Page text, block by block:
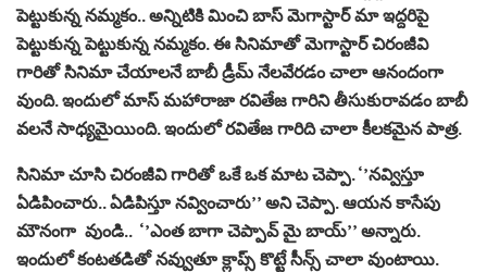
పెట్టుకున్న నమ్మకం.. అన్నిటికి మించి బాస్ మెగాస్టార్ మా ఇద్దరిపై
పెట్టుకున్న పెట్టుకున్న నమ్మకం. ఈ సినిమాతో మెగాస్టార్ చిరంజీవి
గారితో సినిమా చేయాలనే బాబీ డ్రీమ్ నేలవేరడం చాలా ఆనందంగా
వుంది. ఇందులో మాస్ మహారాజా రవితేజ గారిని తీసుకురావడం బాబీ
వలనే సాధ్యమైయింది. ఇందులో రవితేజ గారిది చాలా కీలకమైన పాత్ర.
సినిమా చూసి చిరంజీవి గారితో ఒకే ఒక మాట చెప్పా. ‘’నవ్విస్తూ
ఏడిపించారు.. ఏడిపిస్తూ నవ్వించారు’’ అని చెప్పా. ఆయన కాసేపు
మౌనంగా వుండి.. ‘’ఎంత బాగా చెప్పావ్ మై బాయ్’’ అన్నారు.
ఇందులో కంటతడితో నవ్వుతూ క్లాప్స్ కొట్టే సీన్స్ చాలా వుంటాయి.